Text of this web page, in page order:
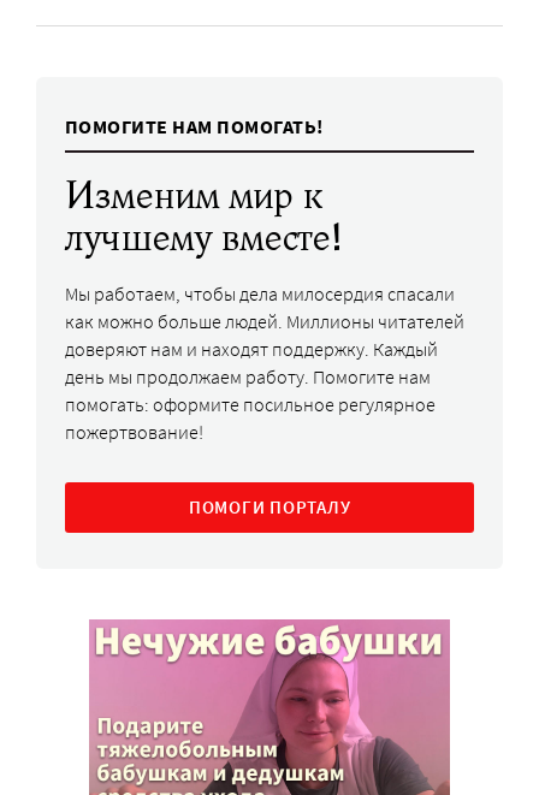
ПОМОГИТЕ НАМ ПОМОГАТЬ!
Изменим мир к
лучшему вместе!
Мы работаем, чтобы дела милосердия спасали
как можно больше людей. Миллионы читателей
доверяют нам и находят поддержку. Каждый
день мы продолжаем работу. Помогите нам
помогать: оформите посильное регулярное
пожертвование!
ПОМОГИ ПОРТАЛУ